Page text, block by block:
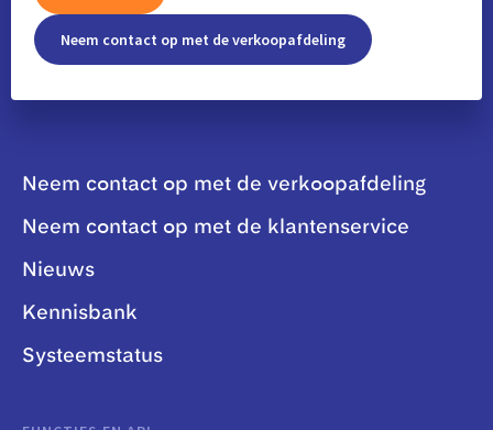
Neem contact op met de verkoopafdeling
Neem contact op met de verkoopafdeling
Neem contact op met de klantenservice
Nieuws
Kennisbank
Systeemstatus